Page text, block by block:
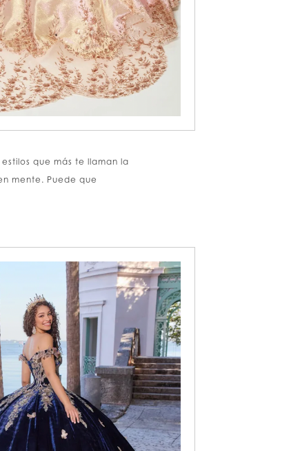
que más te llaman la
mente. Puede que